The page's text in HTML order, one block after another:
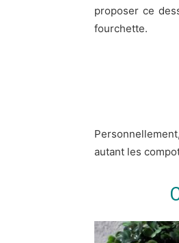
proposer ce
fourchette.
autant les